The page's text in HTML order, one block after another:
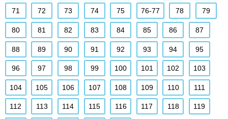
71 72 73 74 75 76-77 78 79
80 81 82 83 84 85 86 87
88 89 90 91 92 93 94 95
96 97 98 99 100 101 102 103
104 105 106 107 108 109 110 111
112 113 114 115 116 117 118 119